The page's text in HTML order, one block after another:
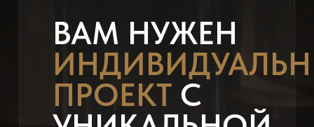
ВАМ НУЖЕН
ПРОЕКТС